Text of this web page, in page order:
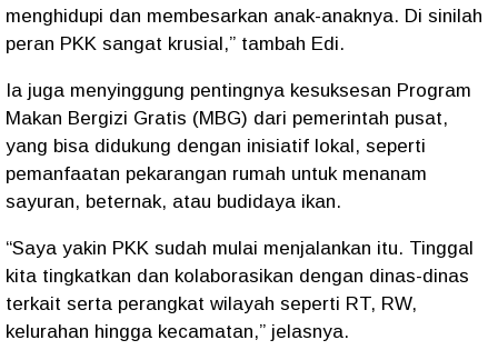
menghidupi dan membesarkan anak-anaknya. Di sinilah
peran PKK sangat krusial,” tambah Edi.
Ia juga menyinggung pentingnya kesuksesan Program
Makan Bergizi Gratis (MBG) dari pemerintah pusat,
yang bisa didukung dengan inisiatif lokal, seperti
pemanfaatan pekarangan rumah untuk menanam
sayuran, beternak, atau budidaya ikan.
“Saya yakin PKK sudah mulai menjalankan itu. Tinggal
kita tingkatkan dan kolaborasikan dengan dinas-dinas
terkait serta perangkat wilayah seperti RT, RW,
kelurahan hingga kecamatan,” jelasnya.